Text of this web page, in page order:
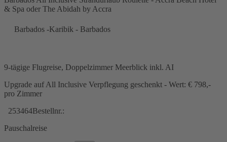
& Spa oder The Abidah by Accra
Barbados -Karibik - Barbados
9-tägige Flugreise, Doppelzimmer Meerblick inkl. AI
Upgrade auf All Inclusive Verpflegung geschenkt - Wert: € 798,-
pro Zimmer
253464Bestellnr.:
Pauschalreise